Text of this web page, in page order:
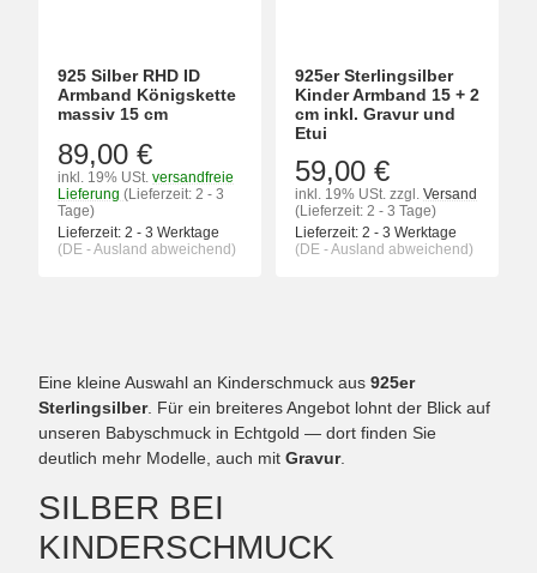
925 Silber RHD ID
Armband Königskette
massiv 15 cm
89,00 €
inkl. 19% USt. versandfreie
Lieferung (Lieferzeit: 2 - 3
Tage)
Lieferzeit: 2 - 3 Werktage
(DE - Ausland abweichend)
925er Sterlingsilber
Kinder Armband 15 + 2
cm inkl. Gravur und
Etui
59,00 €
inkl. 19% USt. zzgl. Versand
(Lieferzeit: 2 - 3 Tage)
Lieferzeit: 2 - 3 Werktage
(DE - Ausland abweichend)
Eine kleine Auswahl an Kinderschmuck aus 925er
Sterlingsilber. Für ein breiteres Angebot lohnt der Blick auf
unseren Babyschmuck in Echtgold — dort finden Sie
deutlich mehr Modelle, auch mit Gravur.
SILBER BEI
KINDERSCHMUCK